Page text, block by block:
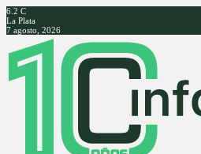
6.2 C
La Plata
7 agosto, 2026
Facebook
Twitter
Instagram
Youtube